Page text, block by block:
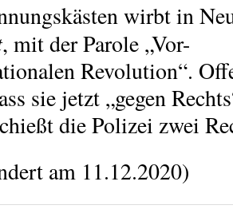
wirbt in
, mit der Parole „Vor-
Revolution“.
sie jetzt „gegen
die Polizei zwei
am 11.12.2020)